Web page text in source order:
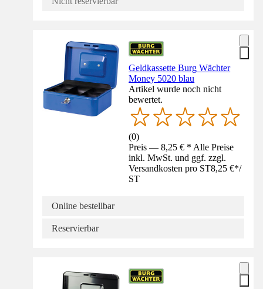
Geldkassette Burg Wächter
Money 5020 blau
Artikel wurde noch nicht
bewertet.
(0)
Preis — 8,25 € * Alle Preise
inkl. MwSt. und ggf. zzgl.
Versandkosten pro ST8,25 €*/
ST
Online bestellbar
Reservierbar